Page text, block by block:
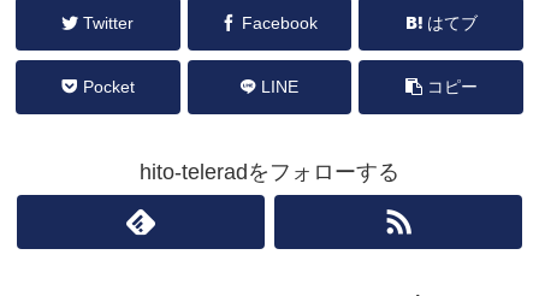
Twitter Facebook はてブ
Pocket LINE コピー
hito-teleradをフォローする